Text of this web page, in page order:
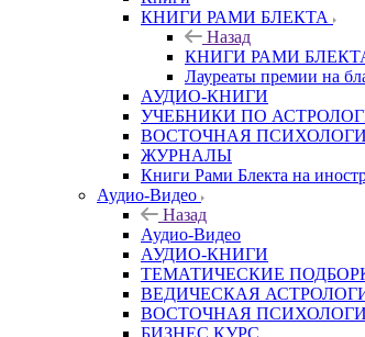
КНИГИ РАМИ БЛЕКТА
Назад
КНИГИ РАМИ
Лауреаты премии на
АУДИО-КНИГИ
УЧЕБНИКИ ПО
ВОСТОЧНАЯ
ЖУРНАЛЫ
Книги Рами Блекта на
Аудио-Видео
Назад
Аудио-Видео
АУДИО-КНИГИ
ТЕМАТИЧЕСКИЕ
ВЕДИЧЕСКАЯ
ВОСТОЧНАЯ
БИЗНЕС КУРС